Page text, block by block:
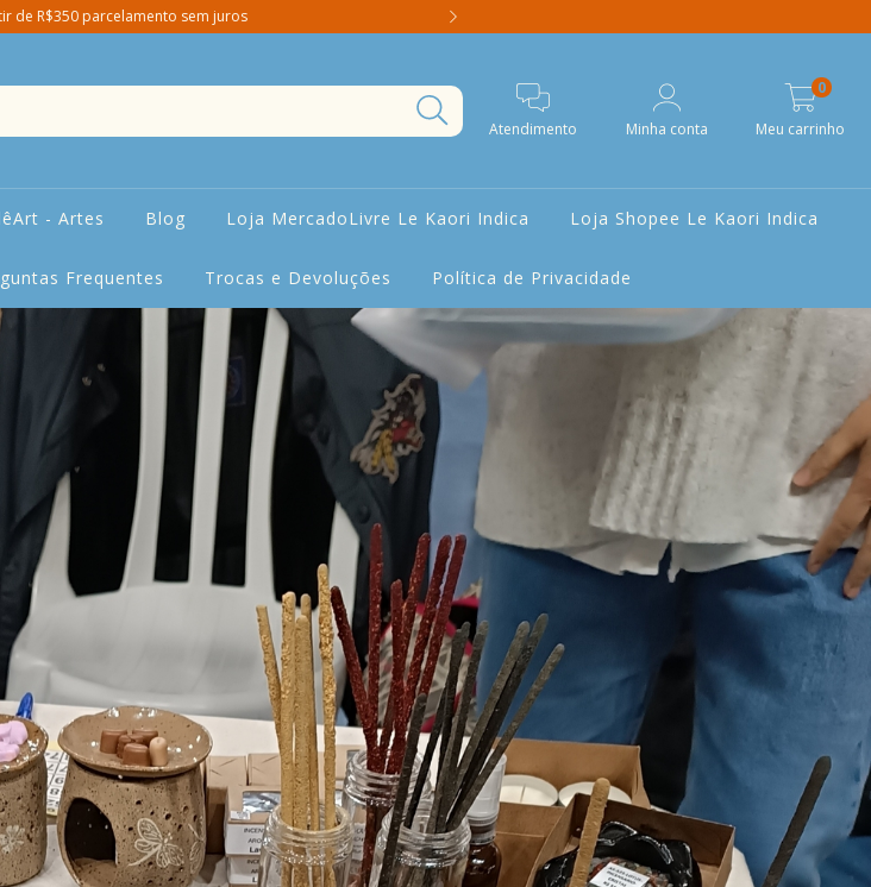
de R$350 parcelamento sem juros
Atendimento Minha conta Meu carrinho
0
- Artes Blog Loja MercadoLivre Le Kaori Indica Loja Shopee Le Kaori Indica
Frequentes Trocas e Devoluções Política de Privacidade